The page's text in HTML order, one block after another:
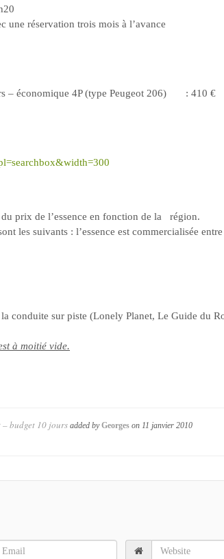
une réservation trois mois à l’avance
– économique 4P (type Peugeot 206) : 410 €
prix de l’essence en fonction de la région.
les suivants : l’essence est commercialisée
conduite sur piste (Lonely Planet, Le Guide du
à moitié vide.
budget 10 jours added byGeorges on 11 janvier 2010